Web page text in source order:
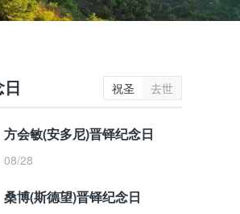
祝圣 去世
方会敏(安多尼)晋铎纪念日
08/28
桑博(斯德望)晋铎纪念日